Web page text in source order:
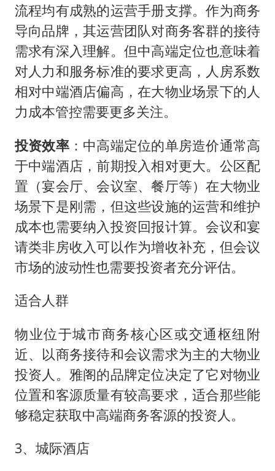
流程均有成熟的运营手册支撑。作为商务
导向品牌，其运营团队对商务客群的接待
需求有深入理解。但中高端定位也意味着
对人力和服务标准的要求更高，人房系数
相对中端酒店偏高，在大物业场景下的人
力成本管控需要更多关注。
投资效率：中高端定位的单房造价通常高
于中端酒店，前期投入相对更大。公区配
置（宴会厅、会议室、餐厅等）在大物业
场景下是刚需，但这些设施的运营和维护
成本也需要纳入投资回报计算。会议和宴
请类非房收入可以作为增收补充，但会议
市场的波动性也需要投资者充分评估。
适合人群
物业位于城市商务核心区或交通枢纽附
近、以商务接待和会议需求为主的大物业
投资人。雅阁的品牌定位决定了它对物业
位置和客源质量有较高要求，适合那些能
够稳定获取中高端商务客源的投资人。
3、城际酒店